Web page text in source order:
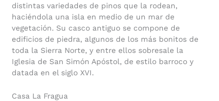
distintas variedades de pinos que la rodean,
haciéndola una isla en medio de un mar de
vegetación. Su casco antiguo se compone de
edificios de piedra, algunos de los más bonitos de
toda la Sierra Norte, y entre ellos sobresale la
Iglesia de San Simón Apóstol, de estilo barroco y
datada en el siglo XVI.
Casa La Fragua